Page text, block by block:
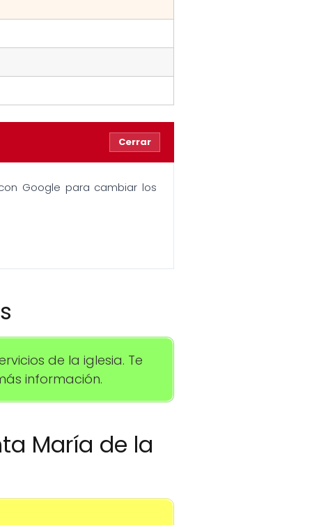
Cerrar
Google para cambiar los
de la iglesia. Te
información.
María de la